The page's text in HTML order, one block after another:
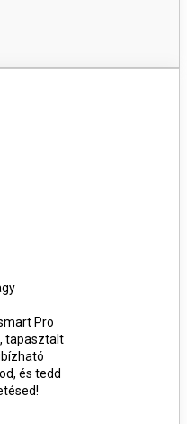
Pro
tapasztalt
és tedd